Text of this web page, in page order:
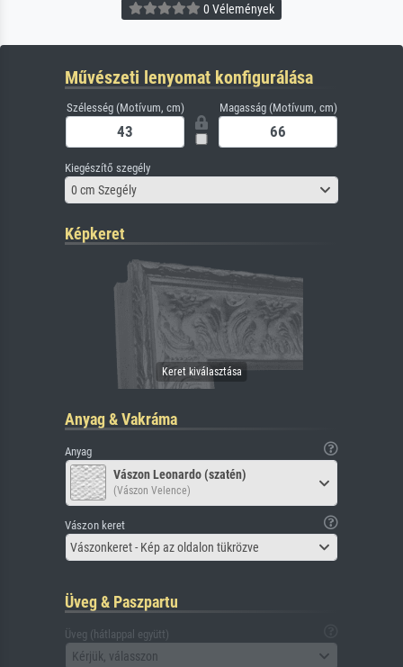
0 Vélemények
Művészeti lenyomat konfigurálása
Szélesség (Motívum, cm) Magasság (Motívum, cm)
Kiegészítő szegély
0 cm Szegély
Képkeret
Anyag & Vakráma
Anyag
Vászon Leonardo (szatén)
(Vászon Velence)
Vászon keret
Vászonkeret - Kép az oldalon tükrözve
Üveg & Paszpartu
Üveg (hátlappal együtt)
Kérjük, válasszon